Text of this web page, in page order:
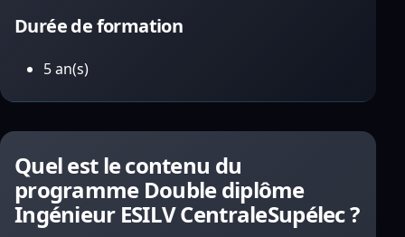
Durée de formation
5 an(s)
Quel est le contenu du
programme Double diplôme
Ingénieur ESILV CentraleSupélec ?